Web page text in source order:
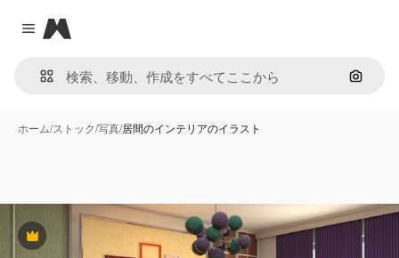
Close menu
Magnific
画像で
ホーム/ストック/写真/居間のインテリアのイラスト
Premium